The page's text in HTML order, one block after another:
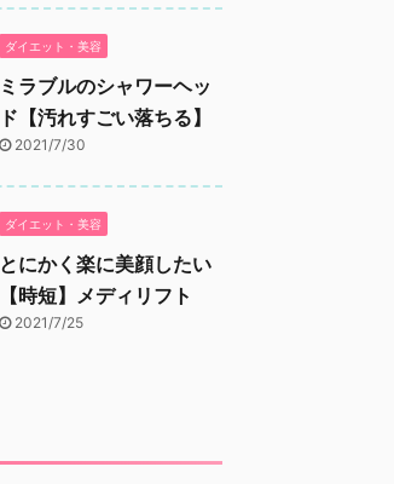
ダイエット・美容
ミラブルのシャワーヘッ
ド【汚れすごい落ちる】
2021/7/30
ダイエット・美容
とにかく楽に美顔したい
【時短】メディリフト
2021/7/25